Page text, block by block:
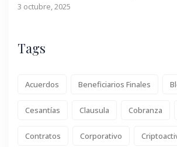
3 octubre, 2025
Tags
Acuerdos Beneficiarios Finales
Cesantías Clausula Cobranza
Contratos Corporativo